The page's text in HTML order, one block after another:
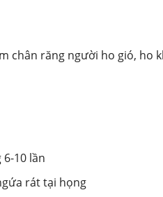
chân răng người ho gió, ho
10 lần
rát tại họng